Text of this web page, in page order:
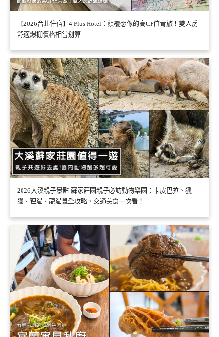
【2026台北住宿】4 Plus Hotel：顛覆想像的高CP值青旅！雙人房
舒適爆棚價格相當划算
2026大溪親子景點-蘇家莊園親子必訪動物樂園：卡皮巴拉、狐
獴、狸貓、龍貓鼠全攻略，交通美食一次看！